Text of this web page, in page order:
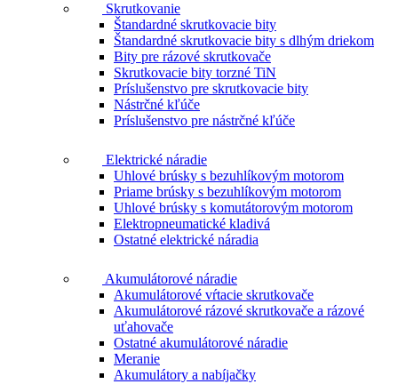
Skrutkovanie
Štandardné skrutkovacie bity
Štandardné skrutkovacie bity s dlhým driekom
Bity pre rázové skrutkovače
Skrutkovacie bity torzné TiN
Príslušenstvo pre skrutkovacie bity
Nástrčné kľúče
Príslušenstvo pre nástrčné kľúče
Elektrické náradie
Uhlové brúsky s bezuhlíkovým motorom
Priame brúsky s bezuhlíkovým motorom
Uhlové brúsky s komutátorovým motorom
Elektropneumatické kladivá
Ostatné elektrické náradia
Akumulátorové náradie
Akumulátorové vŕtacie skrutkovače
Akumulátorové rázové skrutkovače a rázové
uťahovače
Ostatné akumulátorové náradie
Meranie
Akumulátory a nabíjačky